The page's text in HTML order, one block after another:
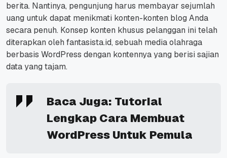
berita. Nantinya, pengunjung harus membayar sejumlah
uang untuk dapat menikmati konten-konten blog Anda
secara penuh. Konsep konten khusus pelanggan ini telah
diterapkan oleh fantasista.id, sebuah media olahraga
berbasis WordPress dengan kontennya yang berisi sajian
data yang tajam.
Baca Juga: Tutorial
Lengkap Cara Membuat
WordPress Untuk Pemula